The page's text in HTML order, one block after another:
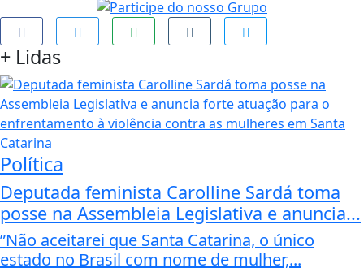
+ Lidas
Política
Deputada feminista Carolline Sardá toma
posse na Assembleia Legislativa e anuncia...
”Não aceitarei que Santa Catarina, o único
estado no Brasil com nome de mulher,...